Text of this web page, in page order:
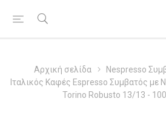
Αρχική σελίδα
Nespresso
Ιταλικός Καφές Espresso Συμβατός με
Torino Robusto 13/13 -